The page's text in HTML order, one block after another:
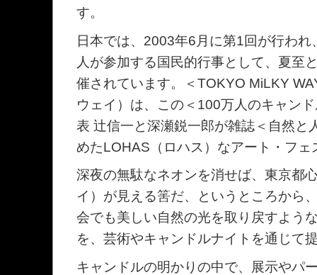
す。
日本では、2003年6月に第1回が行わ
人が参加する国民的行事として、夏至
催されています。＜TOKYO MiLKY
ウェイ）は、この＜100万人のキャン
表 辻信一と深瀬鋭一郎が雑誌＜自然と
めたLOHAS（ロハス）なアート・フェ
深夜の無駄なネオンを消せば、東京都
イ）が見える筈だ、というところから
会でも美しい自然の光を取り戻すよう
を、芸術やキャンドルナイトを通じて
キャンドルの明かりの中で、展示やパ